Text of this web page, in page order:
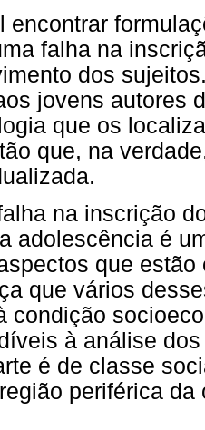
encontrar
falha na
dos
jovens autores
que os
que, na
na inscrição
adolescência é
que
que vários
condição
à análise
é de classe
periférica